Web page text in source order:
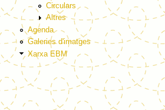
Circulars
Altres
Agenda
Galeries d'imatges
Xarxa EBM